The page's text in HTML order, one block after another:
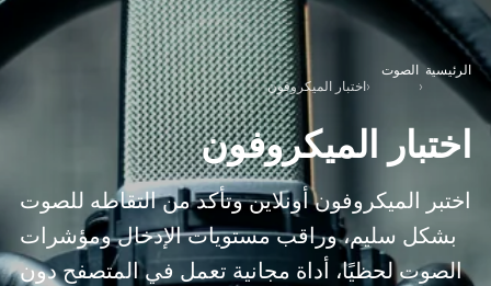
الرئيسية
›
الصوت
› اختبار الميكروفون
اختبار الميكروفون
اختبر الميكروفون أونلاين وتأكد من التقاطه للصوت
بشكل سليم، وراقب مستويات الإدخال ومؤشرات
الصوت لحظيًا، أداة مجانية تعمل في المتصفح دون